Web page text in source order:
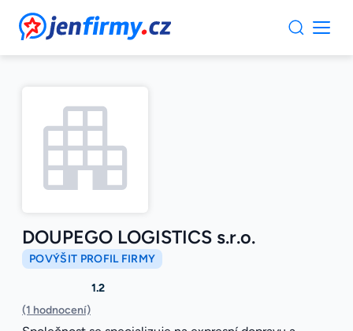
JenFirmy.cz
DOUPEGO LOGISTICS s.r.o.
POVÝŠIT PROFIL FIRMY
1.2
(1 hodnocení)